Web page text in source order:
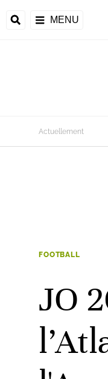
MENU
de la CAF
Actuellement
FOOTBALL
JO